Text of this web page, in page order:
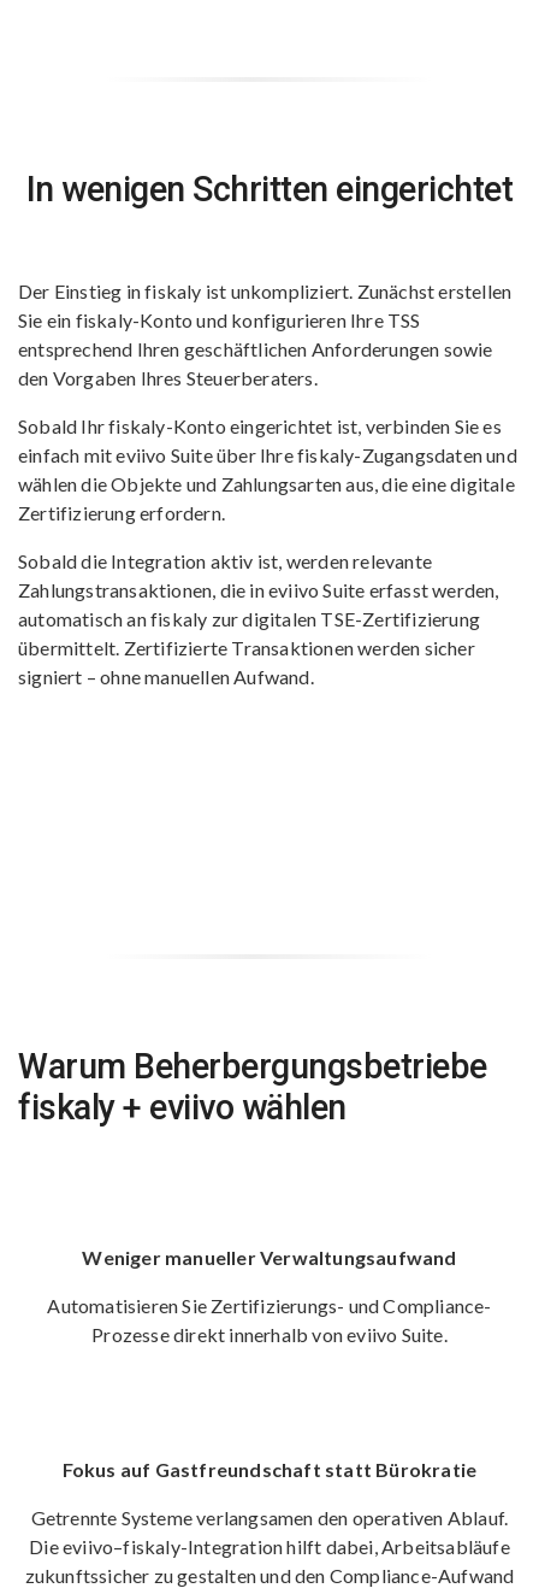
In wenigen Schritten eingerichtet
Der Einstieg in fiskaly ist unkompliziert. Zunächst erstellen
Sie ein fiskaly-Konto und konfigurieren Ihre TSS
entsprechend Ihren geschäftlichen Anforderungen sowie
den Vorgaben Ihres Steuerberaters.
Sobald Ihr fiskaly-Konto eingerichtet ist, verbinden Sie es
einfach mit eviivo Suite über Ihre fiskaly-Zugangsdaten und
wählen die Objekte und Zahlungsarten aus, die eine digitale
Zertifizierung erfordern.
Sobald die Integration aktiv ist, werden relevante
Zahlungstransaktionen, die in eviivo Suite erfasst werden,
automatisch an fiskaly zur digitalen TSE-Zertifizierung
übermittelt. Zertifizierte Transaktionen werden sicher
signiert – ohne manuellen Aufwand.
Warum Beherbergungsbetriebe
fiskaly + eviivo wählen
Weniger manueller Verwaltungsaufwand
Automatisieren Sie Zertifizierungs- und Compliance-
Prozesse direkt innerhalb von eviivo Suite.
Fokus auf Gastfreundschaft statt Bürokratie
Getrennte Systeme verlangsamen den operativen Ablauf.
Die eviivo–fiskaly-Integration hilft dabei, Arbeitsabläufe
zukunftssicher zu gestalten und den Compliance-Aufwand